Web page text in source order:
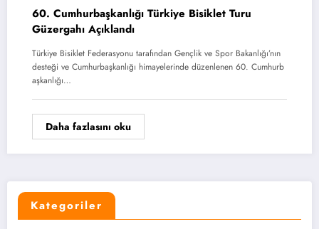
60. Cumhurbaşkanlığı Türkiye Bisiklet Turu
Güzergahı Açıklandı
Türkiye Bisiklet Federasyonu tarafından Gençlik ve Spor Bakanlığı’nın
desteği ve Cumhurbaşkanlığı himayelerinde düzenlenen 60. Cumhurb
aşkanlığı…
Daha fazlasını oku
Kategoriler